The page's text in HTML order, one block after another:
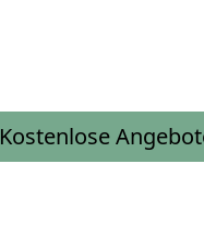
Kostenlose